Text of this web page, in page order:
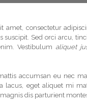
amet, consectetur
suscipit. Sed orci arcu,
Vestibulum aliquet
accumsan eu nec
lacus, eget aliquet mi
dis parturient